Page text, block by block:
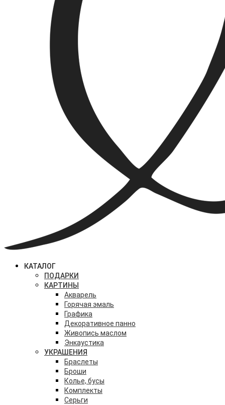
КАТАЛОГ
ПОДАРКИ
КАРТИНЫ
Акварель
Горячая эмаль
Графика
Декоративное панно
Живопись маслом
Энкаустика
УКРАШЕНИЯ
Браслеты
Броши
Колье, бусы
Комплекты
Серьги